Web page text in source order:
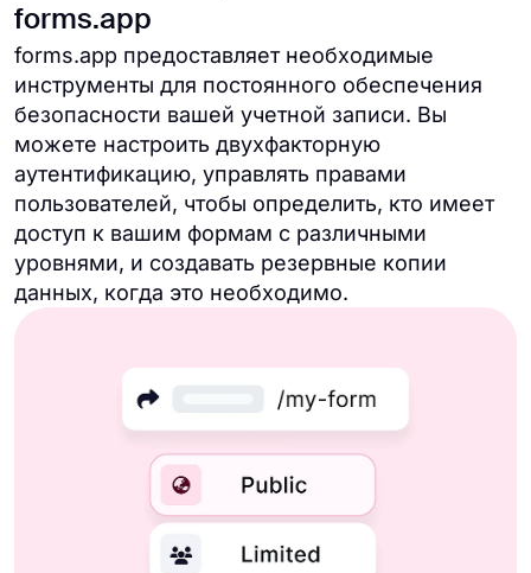
forms.app
forms.app предоставляет необходимые
инструменты для постоянного обеспечения
безопасности вашей учетной записи. Вы
можете настроить двухфакторную
аутентификацию, управлять правами
пользователей, чтобы определить, кто имеет
доступ к вашим формам с различными
уровнями, и создавать резервные копии
данных, когда это необходимо.